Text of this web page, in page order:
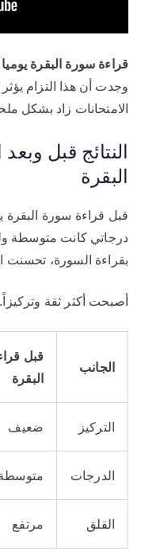
قراءة سورة البقرة يوميا
وجدت أن هذا التزام
الامتحانات زاد بشكل
النتائج قبل
البقرة
قبل قراءة سورة البقرة
درجاتي كانت متوسطة
بقراءة السورة، تحسنت
أصبحت أكثر ثقة
الجانب
قبل
البقرة
التركيز ضعيف
الدرجات
القلق مرتفع